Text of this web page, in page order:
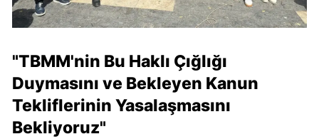
"TBMM'nin Bu Haklı Çığlığı
Duymasını ve Bekleyen Kanun
Tekliflerinin Yasalaşmasını
Bekliyoruz"